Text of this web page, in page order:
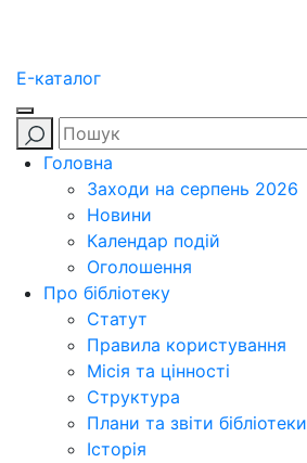
E-каталог
Головна
Заходи на серпень 2026
Новини
Календар подій
Оголошення
Про бібліотеку
Статут
Правила користування
Місія та цінності
Структура
Плани та звіти бібліотеки
Історія